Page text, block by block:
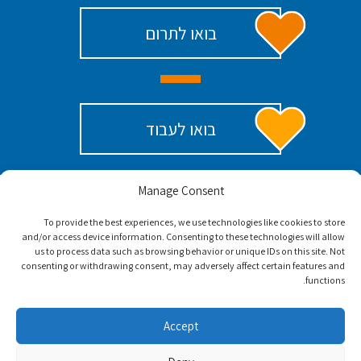
Manage Consent
To provide the best experiences, we use technologies like cookies to store
and/or access device information. Consenting to these technologies will allow
us to process data such as browsing behavior or unique IDs on this site. Not
consenting or withdrawing consent, may adversely affect certain features and
functions.
Accept
בואו לתרום
בואו לעבוד